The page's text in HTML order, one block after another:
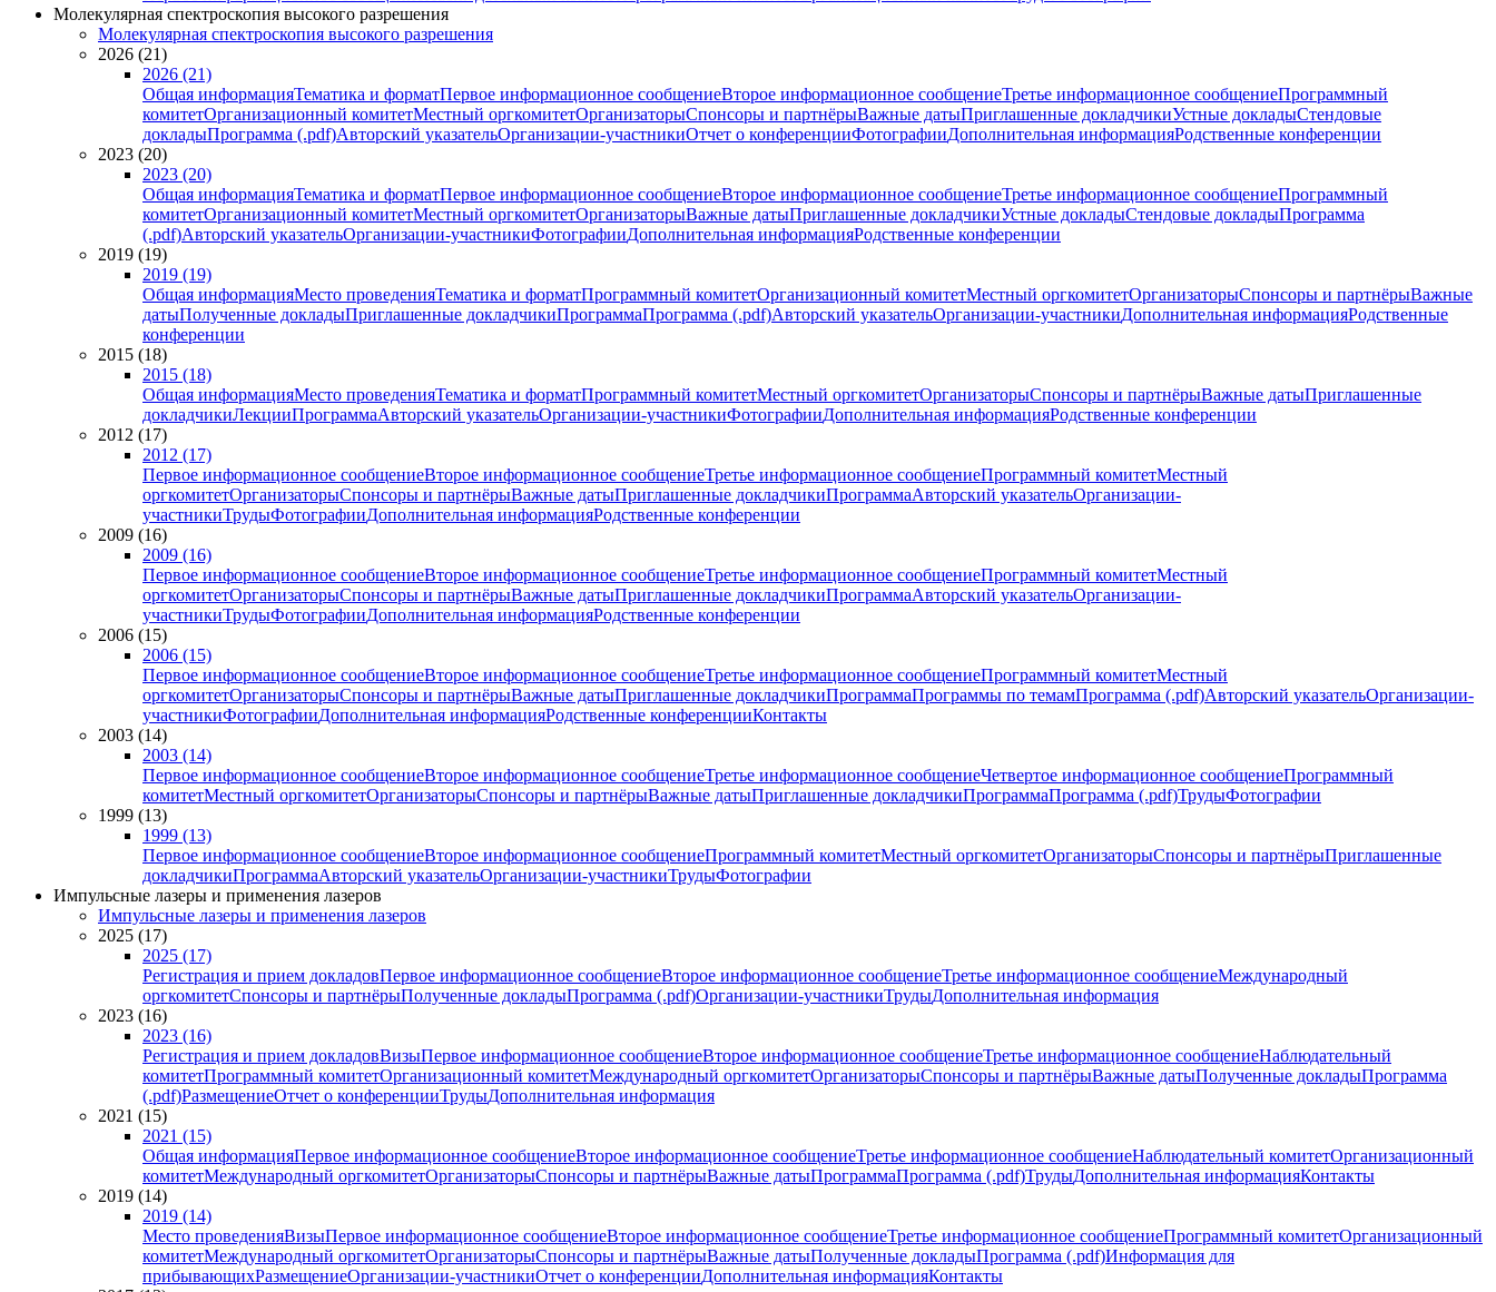
Молекулярная спектроскопия высокого разрешения
Молекулярная спектроскопия высокого разрешения
2026 (21)
2026 (21)
Общая информацияТематика и форматПервое информационное сообщениеВторое информационное сообщениеТретье информационное сообщениеПрограммный
комитетОрганизационный комитетМестный оргкомитетОрганизаторыСпонсоры и партнёрыВажные датыПриглашенные докладчикиУстные докладыСтендовые
докладыПрограмма (.pdf)Авторский указательОрганизации-участникиОтчет о конференцииФотографииДополнительная информацияРодственные конференции
2023 (20)
2023 (20)
Общая информацияТематика и форматПервое информационное сообщениеВторое информационное сообщениеТретье информационное сообщениеПрограммный
комитетОрганизационный комитетМестный оргкомитетОрганизаторыВажные датыПриглашенные докладчикиУстные докладыСтендовые докладыПрограмма
(.pdf)Авторский указательОрганизации-участникиФотографииДополнительная информацияРодственные конференции
2019 (19)
2019 (19)
Общая информацияМесто проведенияТематика и форматПрограммный комитетОрганизационный комитетМестный оргкомитетОрганизаторыСпонсоры и партнёрыВажные
датыПолученные докладыПриглашенные докладчикиПрограммаПрограмма (.pdf)Авторский указательОрганизации-участникиДополнительная информацияРодственные
конференции
2015 (18)
2015 (18)
Общая информацияМесто проведенияТематика и форматПрограммный комитетМестный оргкомитетОрганизаторыСпонсоры и партнёрыВажные датыПриглашенные
докладчикиЛекцииПрограммаАвторский указательОрганизации-участникиФотографииДополнительная информацияРодственные конференции
2012 (17)
2012 (17)
Первое информационное сообщениеВторое информационное сообщениеТретье информационное сообщениеПрограммный комитетМестный
оргкомитетОрганизаторыСпонсоры и партнёрыВажные датыПриглашенные докладчикиПрограммаАвторский указательОрганизации-
участникиТрудыФотографииДополнительная информацияРодственные конференции
2009 (16)
2009 (16)
Первое информационное сообщениеВторое информационное сообщениеТретье информационное сообщениеПрограммный комитетМестный
оргкомитетОрганизаторыСпонсоры и партнёрыВажные датыПриглашенные докладчикиПрограммаАвторский указательОрганизации-
участникиТрудыФотографииДополнительная информацияРодственные конференции
2006 (15)
2006 (15)
Первое информационное сообщениеВторое информационное сообщениеТретье информационное сообщениеПрограммный комитетМестный
оргкомитетОрганизаторыСпонсоры и партнёрыВажные датыПриглашенные докладчикиПрограммаПрограммы по темамПрограмма (.pdf)Авторский указательОрганизации-
участникиФотографииДополнительная информацияРодственные конференцииКонтакты
2003 (14)
2003 (14)
Первое информационное сообщениеВторое информационное сообщениеТретье информационное сообщениеЧетвертое информационное сообщениеПрограммный
комитетМестный оргкомитетОрганизаторыСпонсоры и партнёрыВажные датыПриглашенные докладчикиПрограммаПрограмма (.pdf)ТрудыФотографии
1999 (13)
1999 (13)
Первое информационное сообщениеВторое информационное сообщениеПрограммный комитетМестный оргкомитетОрганизаторыСпонсоры и партнёрыПриглашенные
докладчикиПрограммаАвторский указательОрганизации-участникиТрудыФотографии
Импульсные лазеры и применения лазеров
Импульсные лазеры и применения лазеров
2025 (17)
2025 (17)
Регистрация и прием докладовПервое информационное сообщениеВторое информационное сообщениеТретье информационное сообщениеМеждународный
оргкомитетСпонсоры и партнёрыПолученные докладыПрограмма (.pdf)Организации-участникиТрудыДополнительная информация
2023 (16)
2023 (16)
Регистрация и прием докладовВизыПервое информационное сообщениеВторое информационное сообщениеТретье информационное сообщениеНаблюдательный
комитетПрограммный комитетОрганизационный комитетМеждународный оргкомитетОрганизаторыСпонсоры и партнёрыВажные датыПолученные докладыПрограмма
(.pdf)РазмещениеОтчет о конференцииТрудыДополнительная информация
2021 (15)
2021 (15)
Общая информацияПервое информационное сообщениеВторое информационное сообщениеТретье информационное сообщениеНаблюдательный комитетОрганизационный
комитетМеждународный оргкомитетОрганизаторыСпонсоры и партнёрыВажные датыПрограммаПрограмма (.pdf)ТрудыДополнительная информацияКонтакты
2019 (14)
2019 (14)
Место проведенияВизыПервое информационное сообщениеВторое информационное сообщениеТретье информационное сообщениеПрограммный комитетОрганизационный
комитетМеждународный оргкомитетОрганизаторыСпонсоры и партнёрыВажные датыПолученные докладыПрограмма (.pdf)Информация для
прибывающихРазмещениеОрганизации-участникиОтчет о конференцииДополнительная информацияКонтакты